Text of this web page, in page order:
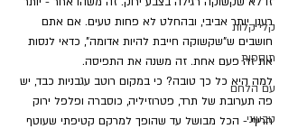
קלי קלות
תוספות
עם הלחם
טבעוני
רענן, יותר אביבי, ובהחלט לא פחות טעים. אם אתם
חושבים ש"שקשוקה חייבת להיות אדומה", כדאי לנסות
את זה פעם אחת. זה משנה את התפיסה.
למה היא כל כך טובה? כי במקום רוטב עגבניות כבד, יש
פה תערובת של תרד, פטרוזיליה, כוסברה ופלפל ירוק
חריף - הכל מבושל עד שהופך למרקם קטיפתי שעוטף